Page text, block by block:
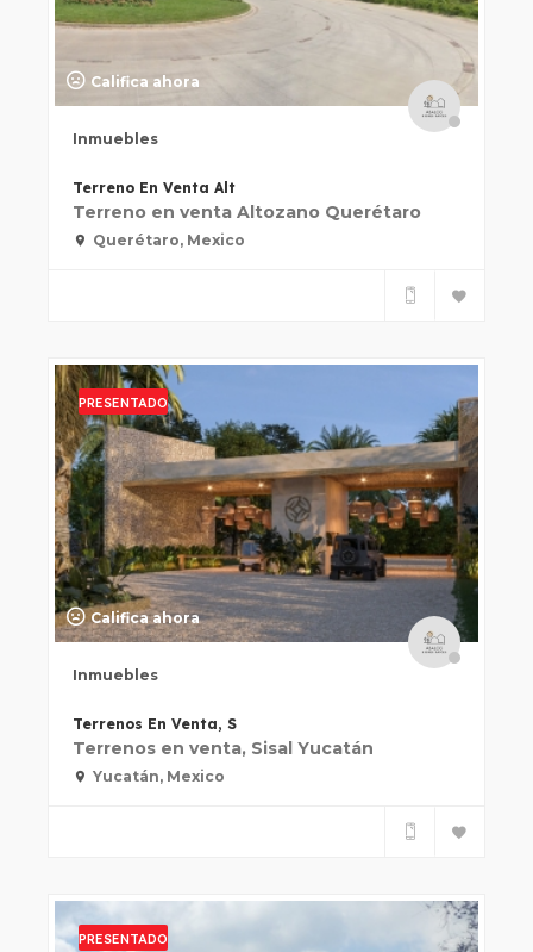
Califica ahora
Inmuebles
Terreno En Venta Alt
Terreno en venta Altozano Querétaro
Querétaro, Mexico
PRESENTADO
Califica ahora
Inmuebles
Terrenos En Venta, S
Terrenos en venta, Sisal Yucatán
Yucatán, Mexico
PRESENTADO